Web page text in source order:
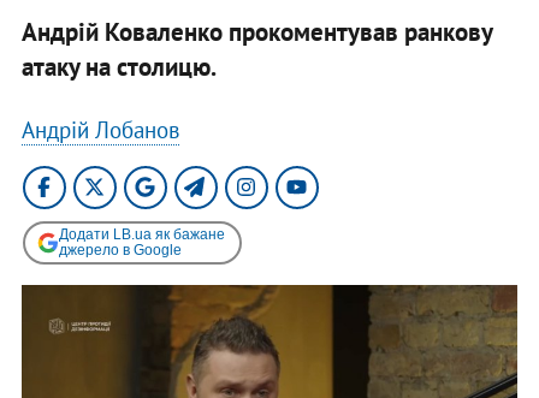
Андрій Коваленко прокоментував ранкову
атаку на столицю.
Андрій Лобанов
Додати LB.ua як бажане
джерело в Google